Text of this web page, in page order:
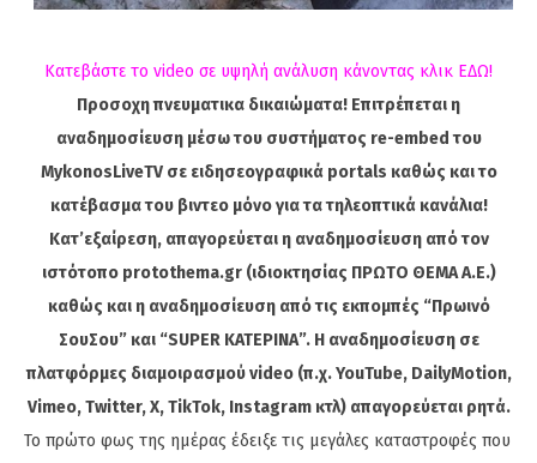
Κατεβάστε το video σε υψηλή ανάλυση κάνοντας κλικ ΕΔΩ!
Προσοχη πνευματικα δικαιώματα! Επιτρέπεται η
αναδημοσίευση μέσω του συστήματος re-embed του
MykonosLiveTV σε ειδησεογραφικά portals καθώς και το
κατέβασμα του βιντεο μόνο για τα τηλεοπτικά κανάλια!
Κατ’εξαίρεση, απαγορεύεται η αναδημοσίευση από τον
ιστότοπο protothema.gr (ιδιοκτησίας ΠΡΩΤΟ ΘΕΜΑ A.E.)
καθώς και η αναδημοσίευση από τις εκπομπές “Πρωινό
ΣουΣου” και “SUPER ΚΑΤΕΡΙΝΑ”. Η αναδημοσίευση σε
πλατφόρμες διαμοιρασμού video (π.χ. YouTube, DailyMotion,
Vimeo, Twitter, X, TikTok, Instagram κτλ) απαγορεύεται ρητά.
Το πρώτο φως της ημέρας έδειξε τις μεγάλες καταστροφές που